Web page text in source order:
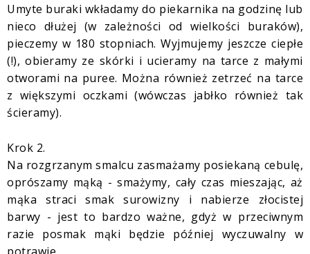
Umyte buraki wkładamy do piekarnika na godzinę lub
nieco dłużej (w zależności od wielkości buraków),
pieczemy w 180 stopniach. Wyjmujemy jeszcze ciepłe
(!), obieramy ze skórki i ucieramy na tarce z małymi
otworami na puree. Można również zetrzeć na tarce
z większymi oczkami (wówczas jabłko również tak
ścieramy).
Krok 2.
Na rozgrzanym smalcu zasmażamy posiekaną cebulę,
oprószamy mąką - smażymy, cały czas mieszając, aż
mąka straci smak surowizny i nabierze złocistej
barwy - jest to bardzo ważne, gdyż w przeciwnym
razie posmak mąki będzie później wyczuwalny w